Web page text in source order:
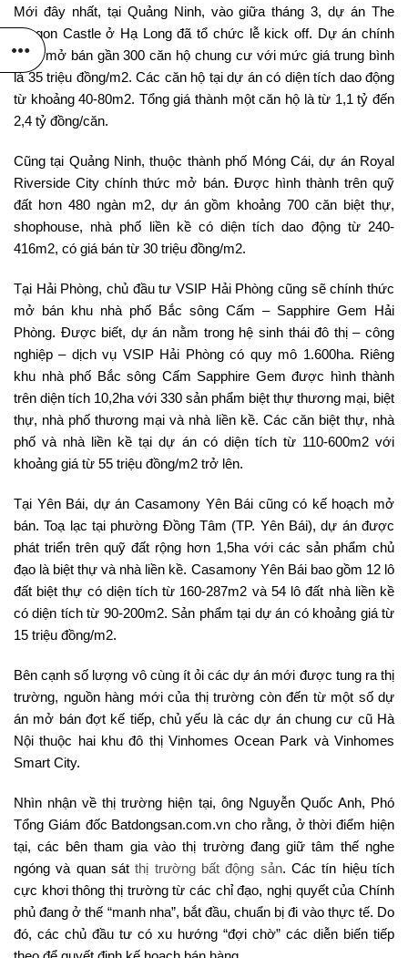
Mới đây nhất, tại Quảng Ninh, vào giữa tháng 3, dự án The
Dragon Castle ở Hạ Long đã tổ chức lễ kick off. Dự án chính
thức mở bán gần 300 căn hộ chung cư với mức giá trung bình
là 35 triệu đồng/m2. Các căn hộ tại dự án có diện tích dao động
từ khoảng 40-80m2. Tổng giá thành một căn hộ là từ 1,1 tỷ đến
2,4 tỷ đồng/căn.
Cũng tại Quảng Ninh, thuộc thành phố Móng Cái, dự án Royal
Riverside City chính thức mở bán. Được hình thành trên quỹ
đất hơn 480 ngàn m2, dự án gồm khoảng 700 căn biệt thự,
shophouse, nhà phố liền kề có diện tích dao động từ 240-
416m2, có giá bán từ 30 triệu đồng/m2.
Tại Hải Phòng, chủ đầu tư VSIP Hải Phòng cũng sẽ chính thức
mở bán khu nhà phố Bắc sông Cấm – Sapphire Gem Hải
Phòng. Được biết, dự án nằm trong hệ sinh thái đô thị – công
nghiệp – dịch vụ VSIP Hải Phòng có quy mô 1.600ha. Riêng
khu nhà phố Bắc sông Cấm Sapphire Gem được hình thành
trên diện tích 10,2ha với 330 sản phẩm biệt thự thương mại, biệt
thự, nhà phố thương mại và nhà liền kề. Các căn biệt thự, nhà
phố và nhà liền kề tại dự án có diện tích từ 110-600m2 với
khoảng giá từ 55 triệu đồng/m2 trở lên.
Tại Yên Bái, dự án Casamony Yên Bái cũng có kế hoạch mở
bán. Toạ lạc tại phường Đồng Tâm (TP. Yên Bái), dự án được
phát triển trên quỹ đất rộng hơn 1,5ha với các sản phẩm chủ
đạo là biệt thự và nhà liền kề. Casamony Yên Bái bao gồm 12 lô
đất biệt thự có diện tích từ 160-287m2 và 54 lô đất nhà liền kề
có diện tích từ 90-200m2. Sản phẩm tại dự án có khoảng giá từ
15 triệu đồng/m2.
Bên cạnh số lượng vô cùng ít ỏi các dự án mới được tung ra thị
trường, nguồn hàng mới của thị trường còn đến từ một số dự
án mở bán đợt kế tiếp, chủ yếu là các dự án chung cư cũ Hà
Nội thuộc hai khu đô thị Vinhomes Ocean Park và Vinhomes
Smart City.
Nhìn nhận về thị trường hiện tại, ông Nguyễn Quốc Anh, Phó
Tổng Giám đốc Batdongsan.com.vn cho rằng, ở thời điểm hiện
tại, các bên tham gia vào thị trường đang giữ tâm thế nghe
ngóng và quan sátthị trường bất động sản. Các tín hiệu tích
cực khơi thông thị trường từ các chỉ đạo, nghị quyết của Chính
phủ đang ở thế “manh nha”, bắt đầu, chuẩn bị đi vào thực tế. Do
đó, các chủ đầu tư có xu hướng “đợi chờ” các diễn biến tiếp